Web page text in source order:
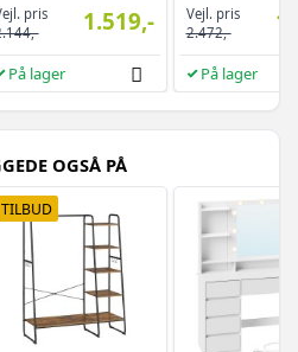
pris
1.519,-
På lager
Vejl. pris
2.472,-
På lager
OGSÅ PÅ
TILBUD